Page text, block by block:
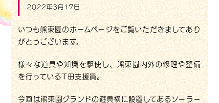
2022年3月17日
いつも熊東園のホームページをご覧いただきましてあり
がとうございます。
様々な道具や知識を駆使し、熊東園内外の修理や整備
を行っているT田支援員。
今回は熊東園グランドの遊具横に設置してあるソーラー